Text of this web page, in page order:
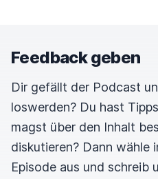
Feedback geben
Dir gefällt der Podcast
loswerden? Du hast
magst über den Inhalt
diskutieren? Dann wähle
Episode aus und schreib